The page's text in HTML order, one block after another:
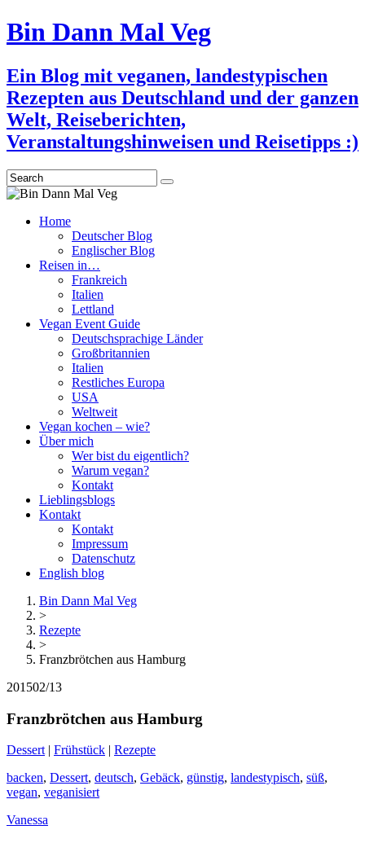
Bin Dann Mal Veg
Ein Blog mit veganen, landestypischen
Rezepten aus Deutschland und der ganzen
Welt, Reiseberichten,
Veranstaltungshinweisen und Reisetipps :)
Search
Home
Deutscher Blog
Englischer Blog
Reisen in…
Frankreich
Italien
Lettland
Vegan Event Guide
Deutschsprachige Länder
Großbritannien
Italien
Restliches Europa
USA
Weltweit
Vegan kochen – wie?
Über mich
Wer bist du eigentlich?
Warum vegan?
Kontakt
Lieblingsblogs
Kontakt
Kontakt
Impressum
Datenschutz
English blog
Bin Dann Mal Veg
>
Rezepte
>
Franzbrötchen aus Hamburg
201502/13
Franzbrötchen aus Hamburg
Dessert | Frühstück | Rezepte
backen, Dessert, deutsch, Gebäck, günstig, landestypisch, süß,
vegan, veganisiert
Vanessa